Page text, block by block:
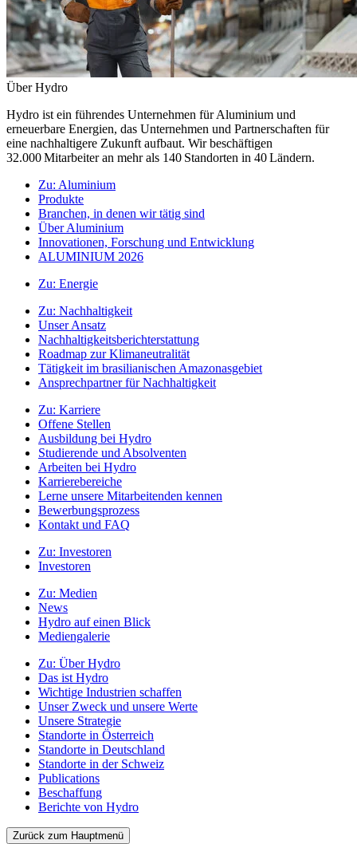
Über Hydro
Hydro ist ein führendes Unternehmen für Aluminium und
erneuerbare Energien, das Unternehmen und Partnerschaften für
eine nachhaltigere Zukunft aufbaut. Wir beschäftigen
32.000 Mitarbeiter an mehr als 140 Standorten in 40 Ländern.
Zu: Aluminium
Produkte
Branchen, in denen wir tätig sind
Über Aluminium
Innovationen, Forschung und Entwicklung
ALUMINIUM 2026
Zu: Energie
Zu: Nachhaltigkeit
Unser Ansatz
Nachhaltigkeitsberichterstattung
Roadmap zur Klimaneutralität
Tätigkeit im brasilianischen Amazonasgebiet
Ansprechpartner für Nachhaltigkeit
Zu: Karriere
Offene Stellen
Ausbildung bei Hydro
Studierende und Absolventen
Arbeiten bei Hydro
Karrierebereiche
Lerne unsere Mitarbeitenden kennen
Bewerbungsprozess
Kontakt und FAQ
Zu: Investoren
Investoren
Zu: Medien
News
Hydro auf einen Blick
Mediengalerie
Zu: Über Hydro
Das ist Hydro
Wichtige Industrien schaffen
Unser Zweck und unsere Werte
Unsere Strategie
Standorte in Österreich
Standorte in Deutschland
Standorte in der Schweiz
Publications
Beschaffung
Berichte von Hydro
Zurück zum Hauptmenü